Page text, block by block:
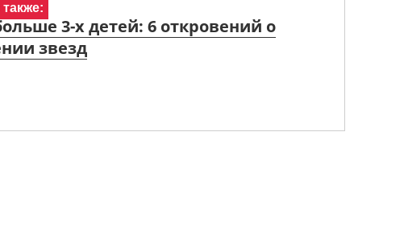
3-х детей: 6 откровений о
звезд